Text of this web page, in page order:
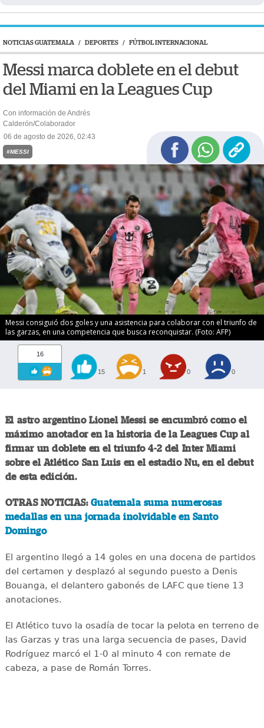
NOTICIAS GUATEMALA / DEPORTES / FÚTBOL INTERNACIONAL
Messi marca doblete en el debut
del Miami en la Leagues Cup
Con información de Andrés
Calderón/Colaborador
06 de agosto de 2026, 02:43
#MESSI
Messi consiguió dos goles y una asistencia para colaborar con el triunfo de
las garzas, en una competencia que busca reconquistar. (Foto: AFP)
16
15 1 0 0
El astro argentino Lionel Messi se encumbró como el
máximo anotador en la historia de la Leagues Cup al
firmar un doblete en el triunfo 4-2 del Inter Miami
sobre el Atlético San Luis en el estadio Nu, en el debut
de esta edición.
OTRAS NOTICIAS: Guatemala suma numerosas
medallas en una jornada inolvidable en Santo
Domingo
El argentino llegó a 14 goles en una docena de partidos
del certamen y desplazó al segundo puesto a Denis
Bouanga, el delantero gabonés de LAFC que tiene 13
anotaciones.
El Atlético tuvo la osadía de tocar la pelota en terreno de
las Garzas y tras una larga secuencia de pases, David
Rodríguez marcó el 1-0 al minuto 4 con remate de
cabeza, a pase de Román Torres.